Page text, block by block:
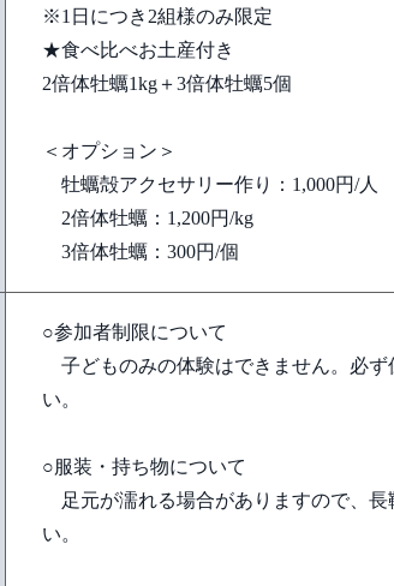
※1日につき2組様のみ限定
★食べ比べお土産付き
2倍体牡蠣1kg＋3倍体牡蠣5個
＜オプション＞
牡蠣殻アクセサリー作り：1,000円/人
2倍体牡蠣：1,200円/kg
3倍体牡蠣：300円/個
○参加者制限について
子どものみの体験はできません。必ず
い。
○服装・持ち物について
足元が濡れる場合がありますので、長
い。